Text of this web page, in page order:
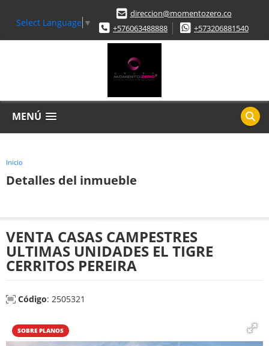
Select Language ▼
direccion@momentozero.co
+576063488888
+573206881540
MENÚ
Inicio
Detalles del inmueble
VENTA CASAS CAMPESTRES
ULTIMAS UNIDADES EL TIGRE
CERRITOS PEREIRA
Código: 2505321
SOBRE PLANOS